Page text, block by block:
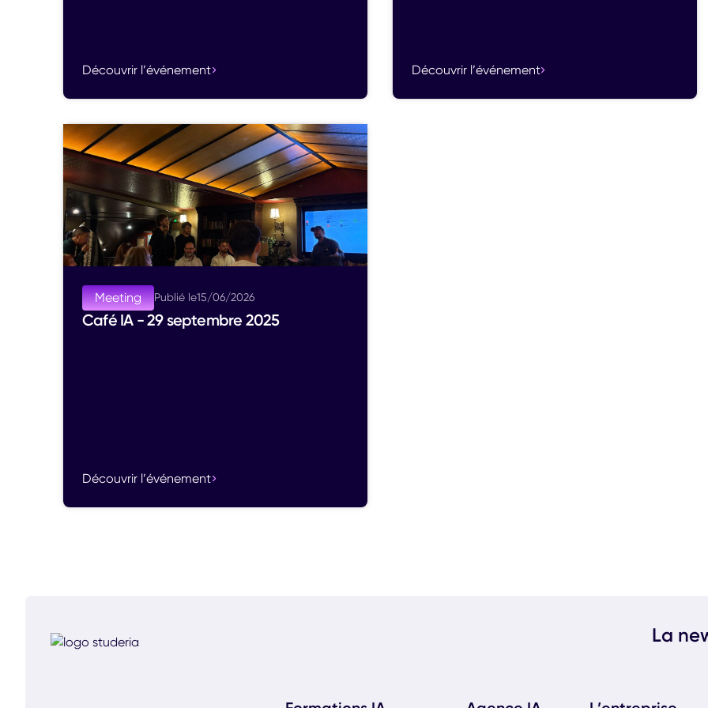
Découvrir l’événement Découvrir l’événement
Meeting Publié le15/06/2026
Café IA - 29 septembre 2025
Découvrir l’événement
La